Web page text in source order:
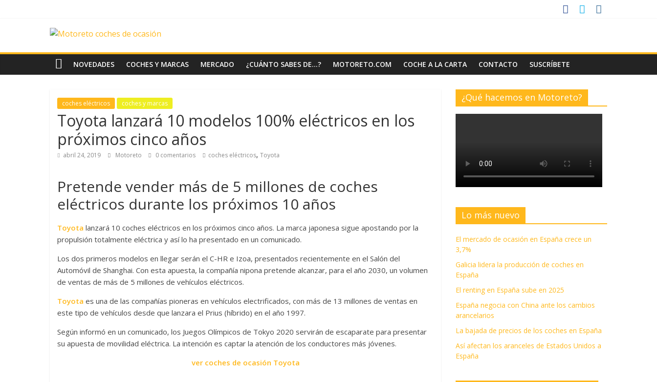
News
Motoreto
de
coches
ocasión
NOVEDADES COCHES Y MARCAS MERCADO ¿CUÁNTO SABES DE…? MOTORETO.COM COCHE A LA CARTA CONTACTO SUSCRÍBETE
coches eléctricos coches y marcas
Toyota lanzará 10 modelos 100% eléctricos en los
próximos cinco años
abril 24, 2019 Motoreto 0 comentarios coches eléctricos, Toyota
Pretende vender más de 5 millones de coches
eléctricos durante los próximos 10 años
Toyota lanzará 10 coches eléctricos en los próximos cinco años. La marca japonesa sigue apostando por la
propulsión totalmente eléctrica y así lo ha presentado en un comunicado.
Los dos primeros modelos en llegar serán el C-HR e Izoa, presentados recientemente en el Salón del
Automóvil de Shanghai. Con esta apuesta, la compañía nipona pretende alcanzar, para el año 2030, un volumen
de ventas de más de 5 millones de vehículos eléctricos.
Toyota es una de las compañías pioneras en vehículos electrificados, con más de 13 millones de ventas en
este tipo de vehículos desde que lanzara el Prius (híbrido) en el año 1997.
Según informó en un comunicado, los Juegos Olímpicos de Tokyo 2020 servirán de escaparate para presentar
su apuesta de movilidad eléctrica. La intención es captar la atención de los conductores más jóvenes.
ver coches de ocasión Toyota
¿Qué hacemos en Motoreto?
Lo más nuevo
El mercado de ocasión en España crece un
3,7%
Galicia lidera la producción de coches en
España
El renting en España sube en 2025
España negocia con China ante los cambios
arancelarios
La bajada de precios de los coches en España
Así afectan los aranceles de Estados Unidos a
España